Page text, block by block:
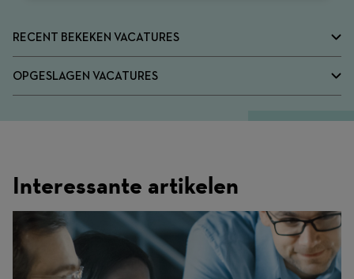
RECENT BEKEKEN VACATURES
OPGESLAGEN VACATURES
Interessante artikelen